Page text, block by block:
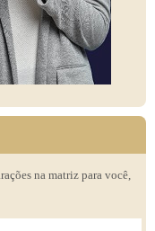
na matriz para você,